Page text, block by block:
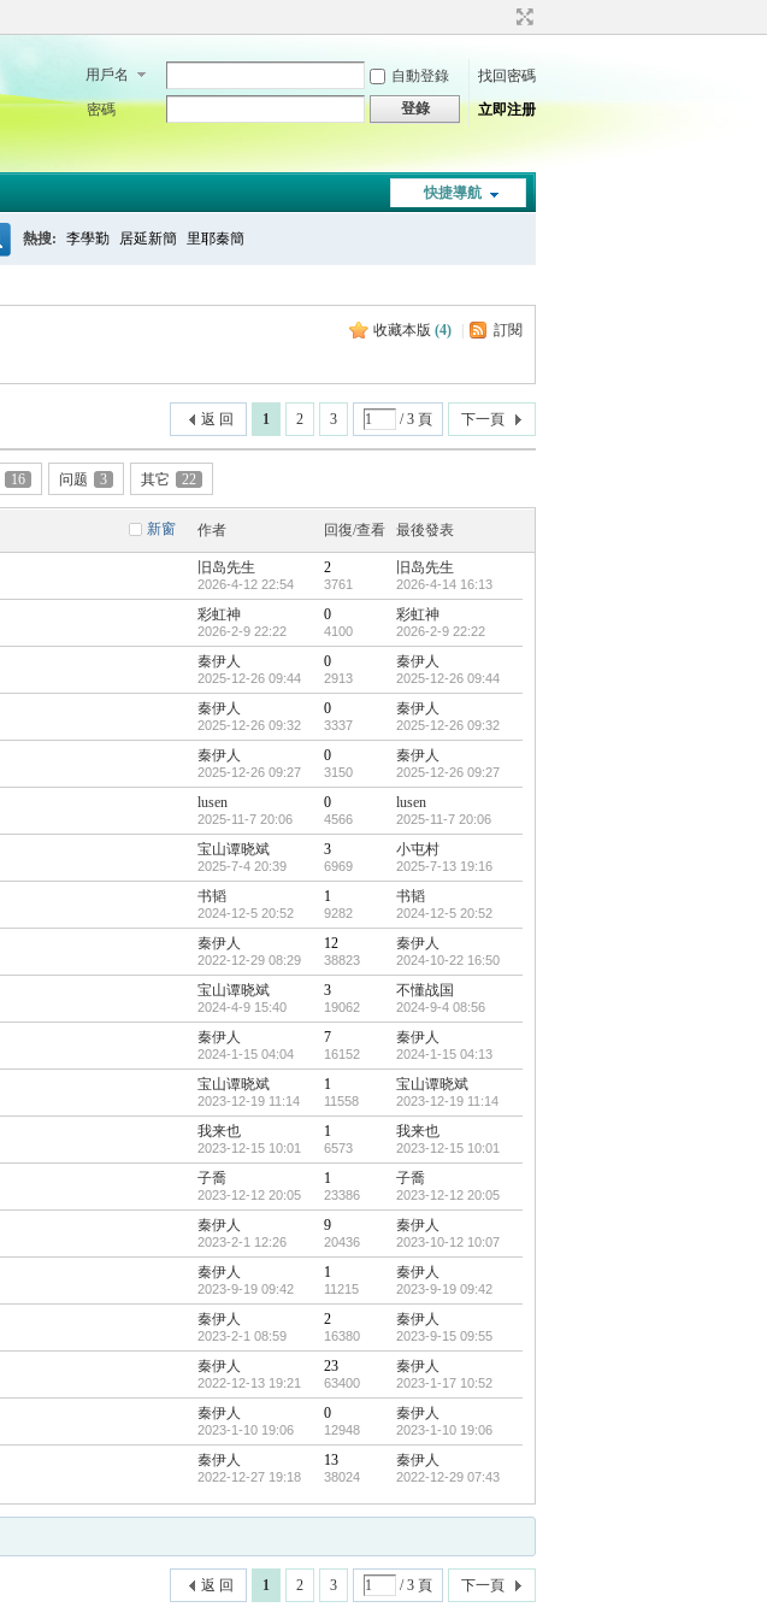
用戶名 自動登錄
找回密碼
密碼
登錄 立即注册
快捷導航
熱搜: 李學勤 居延新簡 里耶秦簡
收藏本版 (4) 訂閱
1 2 3 / 3 頁 下一頁
返 回
16 问题 3 其它 22
新窗 作者 回復/查看 最後發表
旧岛先生
2026-4-12 22:54
2
3761
旧岛先生
2026-4-14 16:13
彩虹神
2026-2-9 22:22
0
4100
彩虹神
2026-2-9 22:22
秦伊人
2025-12-26 09:44
0
2913
秦伊人
2025-12-26 09:44
秦伊人
2025-12-26 09:32
0
3337
秦伊人
2025-12-26 09:32
秦伊人
2025-12-26 09:27
0
3150
秦伊人
2025-12-26 09:27
lusen
2025-11-7 20:06
0
4566
lusen
2025-11-7 20:06
宝山谭晓斌
2025-7-4 20:39
3
6969
小屯村
2025-7-13 19:16
书韬
2024-12-5 20:52
1
9282
书韬
2024-12-5 20:52
秦伊人
2022-12-29 08:29
12
38823
秦伊人
2024-10-22 16:50
宝山谭晓斌
2024-4-9 15:40
3
19062
不懂战国
2024-9-4 08:56
秦伊人
2024-1-15 04:04
7
16152
秦伊人
2024-1-15 04:13
宝山谭晓斌
2023-12-19 11:14
1
11558
宝山谭晓斌
2023-12-19 11:14
我来也
2023-12-15 10:01
1
6573
我来也
2023-12-15 10:01
子喬
2023-12-12 20:05
1
23386
子喬
2023-12-12 20:05
秦伊人
2023-2-1 12:26
9
20436
秦伊人
2023-10-12 10:07
秦伊人
2023-9-19 09:42
1
11215
秦伊人
2023-9-19 09:42
秦伊人
2023-2-1 08:59
2
16380
秦伊人
2023-9-15 09:55
秦伊人
2022-12-13 19:21
23
63400
秦伊人
2023-1-17 10:52
秦伊人
2023-1-10 19:06
0
12948
秦伊人
2023-1-10 19:06
秦伊人
2022-12-27 19:18
13
38024
秦伊人
2022-12-29 07:43
1 2 3 / 3 頁 下一頁
返 回